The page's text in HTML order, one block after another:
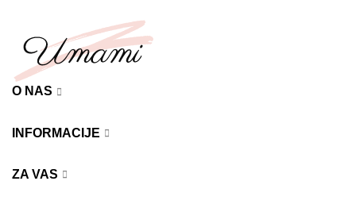
O NAS
INFORMACIJE
ZA VAS